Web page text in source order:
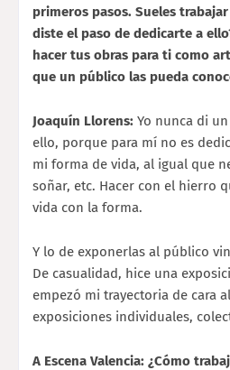
primeros pasos. Sueles
diste el paso de dedicarte a
hacer tus obras para ti como
que un público las pueda
Joaquín Llorens: Yo nunca di
ello, porque para mí no es
mi forma de vida, al igual que
soñar, etc. Hacer con el hierro
vida con la forma.
Y lo de exponerlas al público
De casualidad, hice una
empezó mi trayectoria de cara
exposiciones individuales,
A Escena Valencia: ¿Cómo